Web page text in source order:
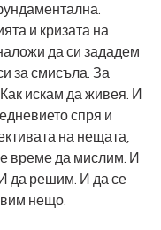
и кризата на
да си зададем
за смисъла. За
искам да живея. И
спря и
на нещата,
време да мислим. И
да решим. И да се
нещо.